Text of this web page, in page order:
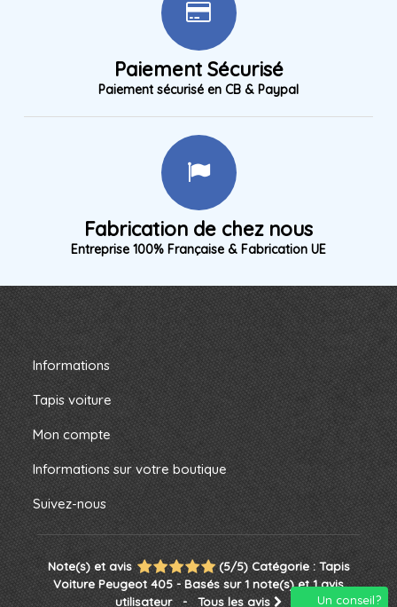
Paiement Sécurisé
Paiement sécurisé en CB & Paypal
Fabrication de chez nous
Entreprise 100% Française & Fabrication UE
Informations
Tapis voiture
Mon compte
Informations sur votre boutique
Suivez-nous
Note(s) et avis (5/5)Catégorie : Tapis
Voiture Peugeot 405- Basés sur1 note(s) et1avis
utilisateur- Tous les avis Un conseil?